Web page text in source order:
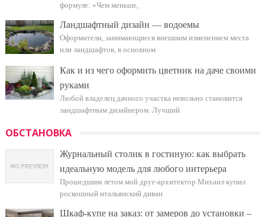
формуле: «Чем меньше,
Ландшафтный дизайн — водоемы
Оформители, занимающиеся внешним изменением места
или ландшафтов, в основном
Как и из чего оформить цветник на даче своими
руками
Любой владелец дачного участка невольно становится
ландшафтным дизайнером. Лучший
ОБСТАНОВКА
Журнальный столик в гостиную: как выбрать
идеальную модель для любого интерьера
Прошедшим летом мой друг-архитектор Михаил купил
роскошный итальянский диван
Шкаф-купе на заказ: от замеров до установки –